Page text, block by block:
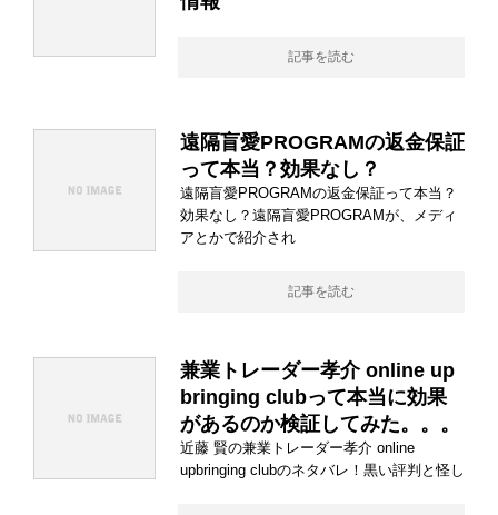
記事を読む
遠隔盲愛PROGRAMの返金保証
って本当？効果なし？
遠隔盲愛PROGRAMの返金保証って本当？
効果なし？遠隔盲愛PROGRAMが、メディ
アとかで紹介され
記事を読む
兼業トレーダー孝介 online up
bringing clubって本当に効果
があるのか検証してみた。。。
近藤 賢の兼業トレーダー孝介 online
upbringing clubのネタバレ！黒い評判と怪し